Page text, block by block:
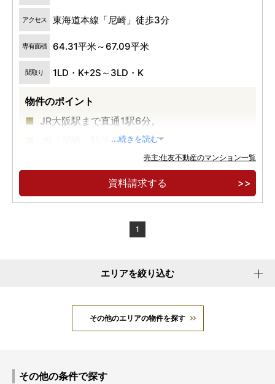
アクセス 東海道本線「尼崎」徒歩3分
専有面積 64.31平米～67.09平米
間取り 1LD・K+2S～3LD・K
物件のポイント
JR大阪駅まで直通1駅6分。
JR「尼崎」駅徒歩3分。
あまがさきキューズモールを日常使い。
...続きを読む
売主:住友不動産のマンション一覧
資料請求する
1
エリアを絞り込む
その他のエリアの物件を探す
その他の条件で探す